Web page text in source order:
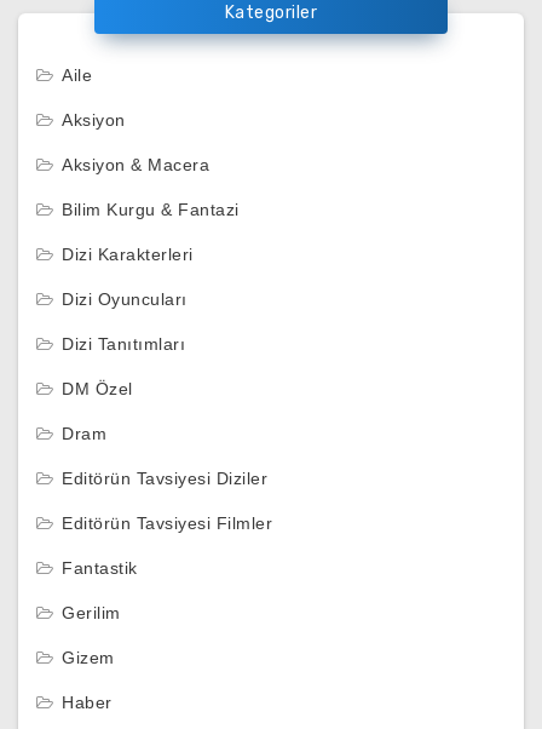
Kategoriler
Aile
Aksiyon
Aksiyon & Macera
Bilim Kurgu & Fantazi
Dizi Karakterleri
Dizi Oyuncuları
Dizi Tanıtımları
DM Özel
Dram
Editörün Tavsiyesi Diziler
Editörün Tavsiyesi Filmler
Fantastik
Gerilim
Gizem
Haber